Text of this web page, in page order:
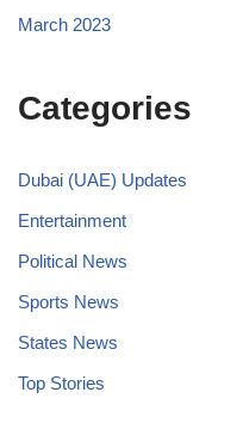
March 2023
Categories
Dubai (UAE) Updates
Entertainment
Political News
Sports News
States News
Top Stories